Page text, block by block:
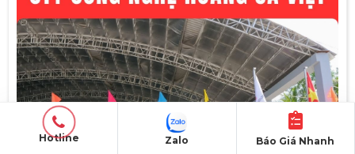
Hotline Báo Giá Nhanh
Zalo